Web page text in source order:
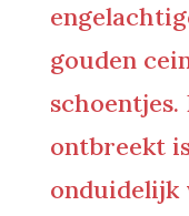
gouden
ontbreekt
onduidelijk